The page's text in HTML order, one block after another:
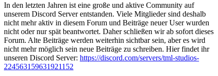
In den letzten Jahren ist eine große und aktive Community auf
unserem Discord Server entstanden. Viele Mitglieder sind deshalb
nicht mehr aktiv in diesem Forum und Beiträge neuer User wurden
nicht oder nur spät beantwortet. Daher schließen wir ab sofort dieses
Forum. Alte Beiträge werden weiterhin sichtbar sein, aber es wird
nicht mehr möglich sein neue Beiträge zu schreiben. Hier findet ihr
unseren Discord Server: https://discord.com/servers/tml-studios-
224563159631921152